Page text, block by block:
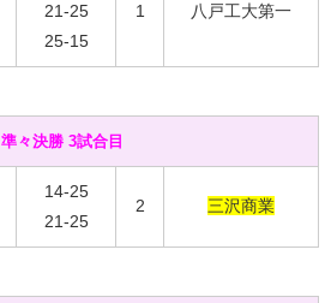
21-25
25-15
1 八戸工大第一
準々決勝 3試合目
14-25
21-25
2 三沢商業